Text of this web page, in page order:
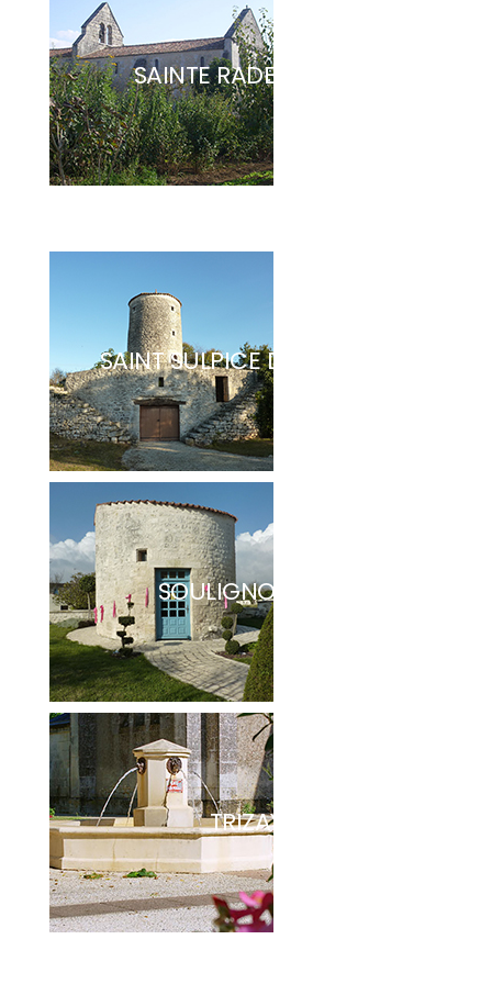
SAINTE RADEGONDE
SAINT SULPICE D'ARNOULT
SOULIGNONNES
TRIZAY